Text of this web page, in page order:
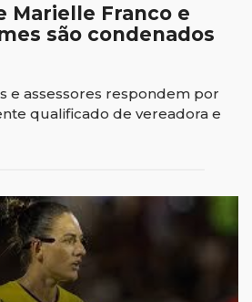
Marielle Franco e
são condenados
e assessores respondem por
qualificado de vereadora e